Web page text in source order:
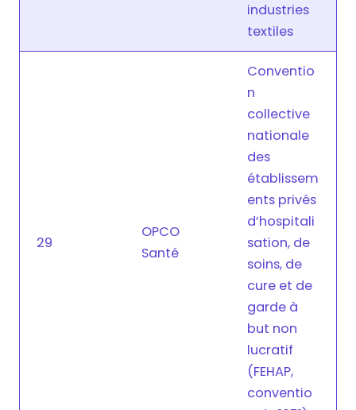
industries
textiles
29
OPCO
Santé
Conventio
n
collective
nationale
des
établissem
ents privés
d’hospitali
sation, de
soins, de
cure et de
garde à
but non
lucratif
(FEHAP,
conventio